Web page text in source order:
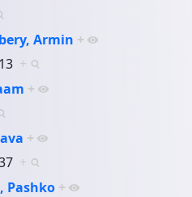
Armin +
+
+
+
+
Pashko +